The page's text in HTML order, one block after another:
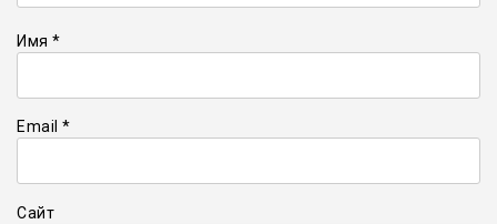
Имя *
Email *
Сайт